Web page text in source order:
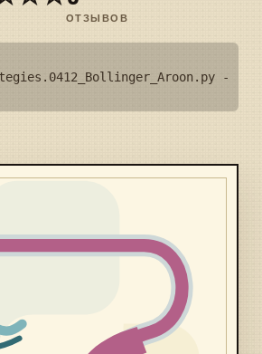
ОТЗЫВОВ
-